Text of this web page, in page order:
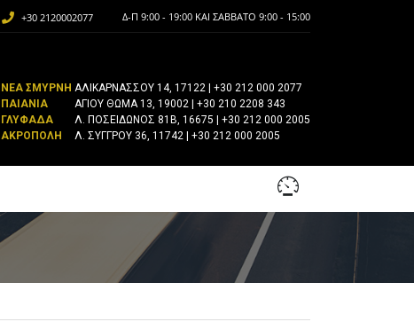
Δ-Π 9:00 - 19:00 ΚΑΙ ΣΆΒΒΑΤΟ 9:00 - 15:00
+30 2120002077
ΝΈΑ ΣΜΎΡΝΗ ΑΛΙΚΑΡΝΑΣΣΟΎ 14, 17122 | +30 212 000 2077
ΠΑΙΑΝΊΑ
ΑΓΊΟΥ ΘΩΜΆ 13, 19002 | +30 210 2208 343
ΓΛΥΦΆΔΑ
Λ. ΠΟΣΕΙΔΏΝΟΣ 81Β, 16675 | +30 212 000 2005
ΑΚΡΌΠΟΛΗ
Λ. ΣΥΓΓΡΟΎ 36, 11742 | +30 212 000 2005